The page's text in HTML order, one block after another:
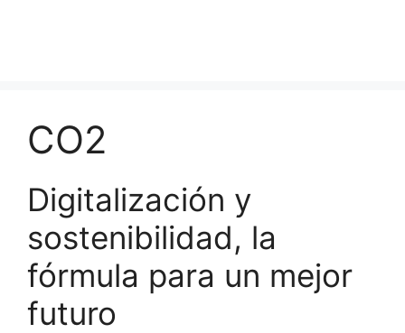
CO2
Digitalización y
sostenibilidad, la
fórmula para un mejor
futuro